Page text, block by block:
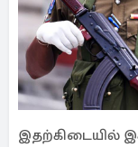
இதற்கிடையில்